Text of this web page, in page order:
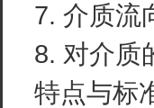
7. 介质流
8. 对介质
特点与标